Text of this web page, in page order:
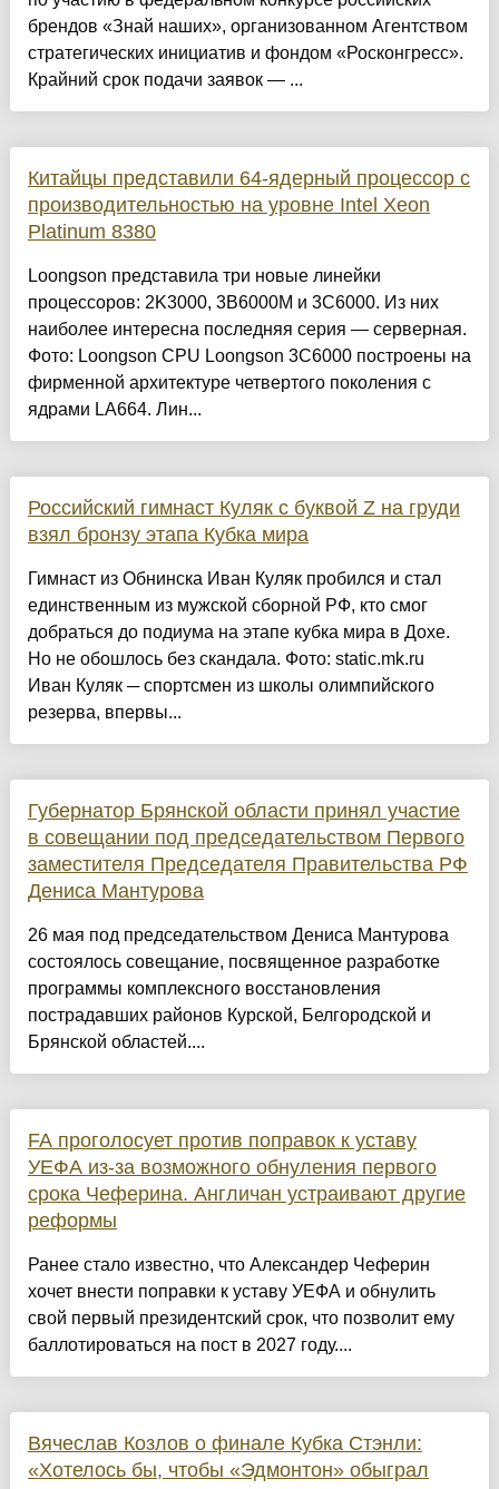
брендов «Знай наших», организованном Агентством
стратегических инициатив и фондом «Росконгресс».
Крайний срок подачи заявок — ...
Китайцы представили 64-ядерный процессор с
производительностью на уровне Intel Xeon
Platinum 8380
Loongson представила три новые линейки
процессоров: 2K3000, 3B6000M и 3C6000. Из них
наиболее интересна последняя серия — серверная.
Фото: Loongson CPU Loongson 3C6000 построены на
фирменной архитектуре четвертого поколения с
ядрами LA664. Лин...
Российский гимнаст Куляк с буквой Z на груди
взял бронзу этапа Кубка мира
Гимнаст из Обнинска Иван Куляк пробился и стал
единственным из мужской сборной РФ, кто смог
добраться до подиума на этапе кубка мира в Дохе.
Но не обошлось без скандала. Фото: static.mk.ru
Иван Куляк ─ спортсмен из школы олимпийского
резерва, впервы...
Губернатор Брянской области принял участие
в совещании под председательством Первого
заместителя Председателя Правительства РФ
Дениса Мантурова
26 мая под председательством Дениса Мантурова
состоялось совещание, посвященное разработке
программы комплексного восстановления
пострадавших районов Курской, Белгородской и
Брянской областей....
FA проголосует против поправок к уставу
УЕФА из-за возможного обнуления первого
срока Чеферина. Англичан устраивают другие
реформы
Ранее стало известно, что Александер Чеферин
хочет внести поправки к уставу УЕФА и обнулить
свой первый президентский срок, что позволит ему
баллотироваться на пост в 2027 году....
Вячеслав Козлов о финале Кубка Стэнли:
«Хотелось бы, чтобы «Эдмонтон» обыграл